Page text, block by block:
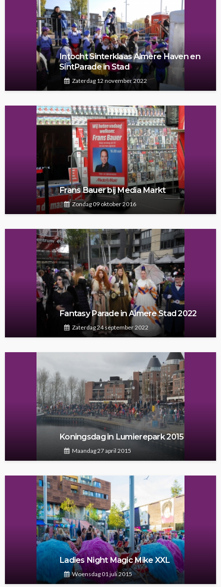
Intocht Sinterklaas Almere Haven en
SintParade in Stad
Zaterdag 12 november 2022
Frans Bauer bij Media Markt
Zondag 09 oktober 2016
Fantasy Parade in Almere Stad 2022
Zaterdag 24 september 2022
Koningsdag in Lumierepark 2015
Maandag 27 april 2015
Ladies Night Magic Mike XXL
Woensdag 01 juli 2015